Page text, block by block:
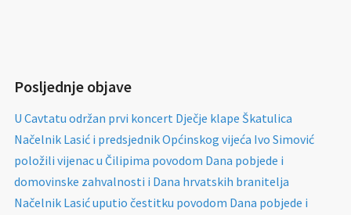
Posljednje objave
U Cavtatu održan prvi koncert Dječje klape Škatulica
Načelnik Lasić i predsjednik Općinskog vijeća Ivo Simović
položili vijenac u Čilipima povodom Dana pobjede i
domovinske zahvalnosti i Dana hrvatskih branitelja
Načelnik Lasić uputio čestitku povodom Dana pobjede i